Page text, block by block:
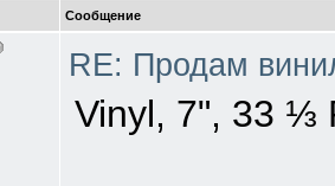
Сообщение
RE: Продам
Vinyl, 7", 33 ⅓